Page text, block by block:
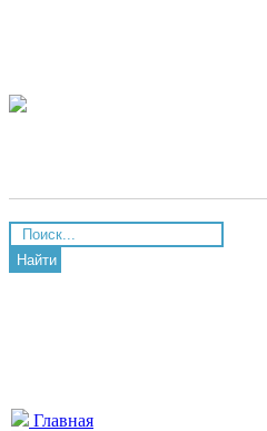
Найти
Главная